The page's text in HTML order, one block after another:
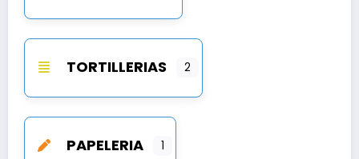
TORTILLERIAS 2
PAPELERIA 1